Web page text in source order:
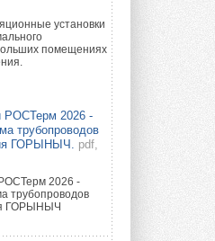
установки
помещениях
РОСТерм 2026 -
трубопроводов
ГОРЫНЫЧ.
pdf,
2026 -
трубопроводов
ГОРЫНЫЧ